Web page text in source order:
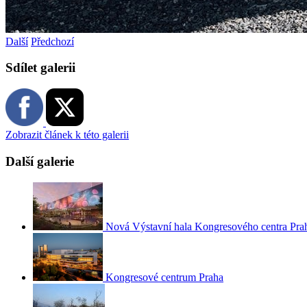
Další Předchozí
Sdílet galerii
Zobrazit článek k této galerii
Další galerie
Nová Výstavní hala Kongresového centra
Kongresové centrum Praha